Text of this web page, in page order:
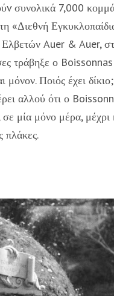
συνολικά 7,000
«Διεθνή
Auer & Auer,
τράβηξε ο
μόνον. Ποιός έχει
αλλού ότι ο
μία μόνο μέρα, μέχρι
πλάκες.